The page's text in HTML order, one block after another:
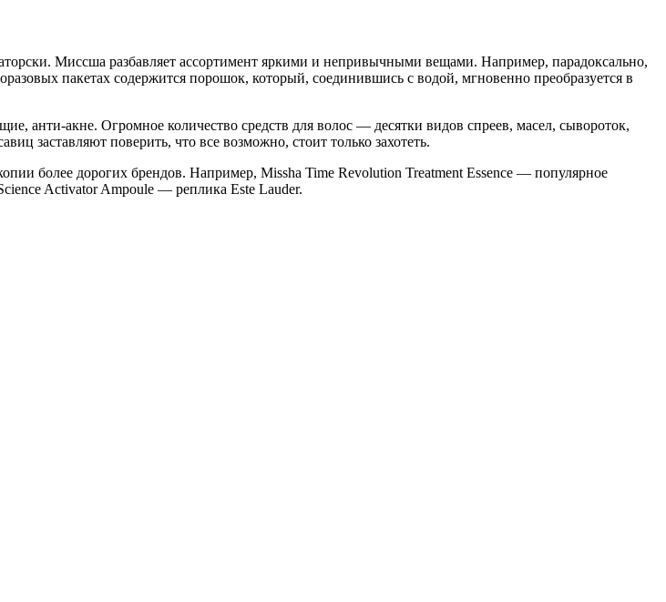
Миссша разбавляет ассортимент яркими и непривычными вещами. Например, парадоксально,
пакетах содержится порошок, который, соединившись с водой, мгновенно преобразуется в
акне. Огромное количество средств для волос — десятки видов спреев, масел, сывороток,
заставляют поверить, что все возможно, стоит только захотеть.
более дорогих брендов. Например, Missha Time Revolution Treatment Essence — популярное
Activator Ampoule — реплика Este Lauder.